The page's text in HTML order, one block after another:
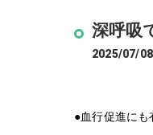
深呼吸
2025/07/08
●血行促進にも